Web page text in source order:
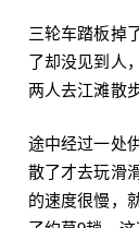
三轮车踏板掉
了却没见到人
两人去江滩散
途中经过一处
散了才去玩滑
的速度很慢，